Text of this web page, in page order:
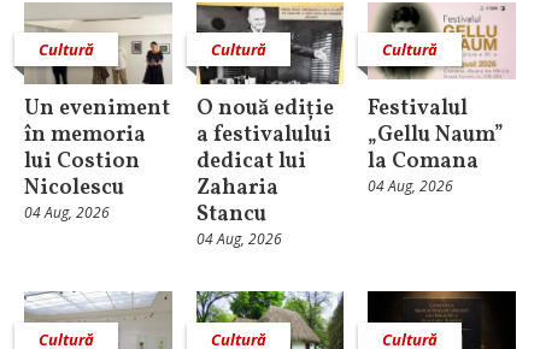
Cultură
Un eveniment
în memoria
lui Costion
Nicolescu
04 Aug, 2026
Cultură
O nouă ediție
a festivalului
dedicat lui
Zaharia
Stancu
04 Aug, 2026
Cultură
Festivalul
„Gellu Naum”
la Comana
04 Aug, 2026
Cultură Cultură Cultură